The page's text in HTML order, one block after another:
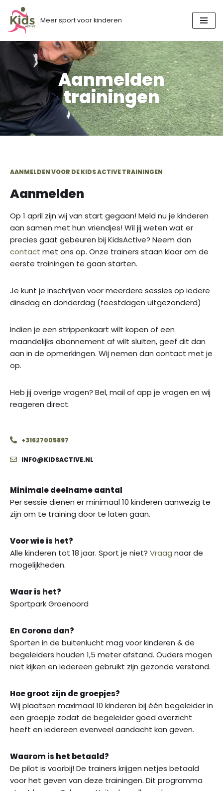
Ga
naar
Meer sport voor kinderen
Aanmelden
trainingen
AANMELDEN VOOR DE KIDS ACTIVE TRAININGEN
Aanmelden
Op 1 april zijn wij van start gegaan! Meld nu je kinderen
aan samen met hun vriendjes! Wil jij weten wat er
precies gaat gebeuren bij KidsActive? Neem dan
contact met ons op. Onze trainers staan klaar om de
eerste trainingen te gaan starten.
Je kunt je inschrijven voor meerdere sessies op iedere
dinsdag en donderdag (feestdagen uitgezonderd)
Indien je een strippenkaart wilt kopen of een
maandelijks abonnement af wilt sluiten, geef dit dan
aan in de opmerkingen. Wij nemen dan contact met je
op.
Heb jij overige vragen? Bel, mail of app je vragen en wij
reageren direct.
+31627005897
INFO@KIDSACTIVE.NL
Minimale deelname aantal
Per sessie dienen er minimaal 10 kinderen aanwezig te
zijn om te training door te laten gaan.
Voor wie is het?
Alle kinderen tot 18 jaar. Sport je niet? Vraag naar de
mogelijkheden.
Waar is het?
Sportpark Groenoord
En Corona dan?
Sporten in de buitenlucht mag voor kinderen & de
begeleiders houden 1,5 meter afstand. Ouders mogen
niet kijken en iedereen gebruikt zijn gezonde verstand.
Hoe groot zijn de groepjes?
Wij plaatsen maximaal 10 kinderen bij één begeleider in
een groepje zodat de begeleider goed overzicht
heeft en iedereen evenveel aandacht kan geven.
Waarom is het betaald?
De pilot is voorbij! De trainers krijgen netjes betaald
voor het geven van deze trainingen. Dit programma